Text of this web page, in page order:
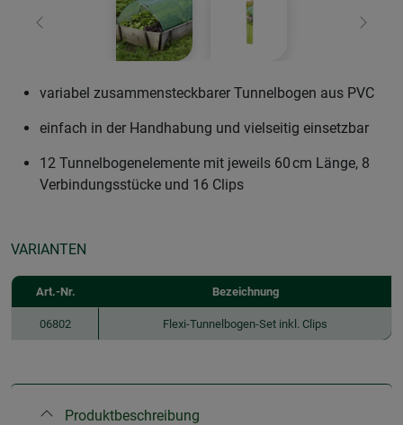
Zurück Weiter
variabel zusammensteckbarer Tunnelbogen aus PVC
einfach in der Handhabung und vielseitig einsetzbar
12 Tunnelbogenelemente mit jeweils 60 cm Länge, 8
Verbindungsstücke und 16 Clips
VARIANTEN
Art.-Nr. Bezeichnung
06802 Flexi-Tunnelbogen-Set inkl. Clips
Produktbeschreibung